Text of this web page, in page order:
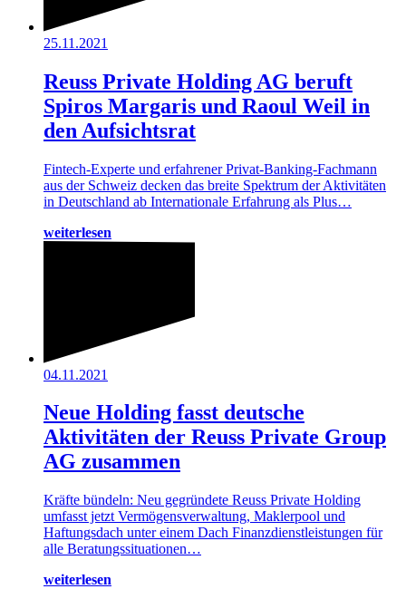
25.11.2021
Reuss Private Holding AG beruft
Spiros Margaris und Raoul Weil in
den Aufsichtsrat
Fintech-Experte und erfahrener Privat-Banking-Fachmann
aus der Schweiz decken das breite Spektrum der Aktivitäten
in Deutschland ab Internationale Erfahrung als Plus…
weiterlesen
04.11.2021
Neue Holding fasst deutsche
Aktivitäten der Reuss Private Group
AG zusammen
Kräfte bündeln: Neu gegründete Reuss Private Holding
umfasst jetzt Vermögensverwaltung, Maklerpool und
Haftungsdach unter einem Dach Finanzdienstleistungen für
alle Beratungssituationen…
weiterlesen